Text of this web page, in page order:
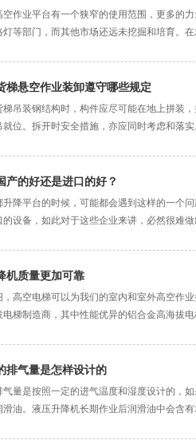
作业平台有一个狭窄的使用范围，更多的
等部门，而其他市场还远未挖掘和培育。
梯悬空作业装卸遵守哪些规定
吊装钢结构时，构件应尽可能在地上拼装
位。拆开时安全措施，亦应同时考虑和落
产的好还是进口的好？
降平台的时候，可能都会遇到这样的一个
的设备，如此对于这些企业来讲，必然很难
机质量更加可靠
高空电梯可以为我们的室内和室外高空作
梯制造商，其中性能优异的铝合金高海拔
排气量是怎样设计的
气量是按照一定的进气温度和湿度设计的，
油。液压升降机长期作业后润滑油中会含